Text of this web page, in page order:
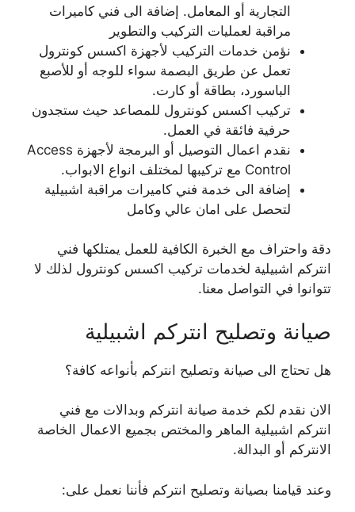
التجارية أو المعامل. إضافة الى فني كاميرات
مراقبة لعمليات التركيب والتطوير
نؤمن خدمات التركيب لأجهزة اكسس كونترول
تعمل عن طريق البصمة سواء للوجه أو للأصبع
الباسورد، بطاقة أو كارت.
تركيب اكسس كونترول للمصاعد حيث ستجدون
حرفية فائقة في العمل.
نقدم اعمال التوصيل أو البرمجة لأجهزة Access
Control مع تركيبها لمختلف انواع الابواب.
إضافة الى خدمة فني كاميرات مراقبة اشبيلية
لتحصل على امان عالي وكامل
دقة واحتراف مع الخبرة الكافية للعمل يمتلكها فني
انتركم اشبيلية لخدمات تركيب اكسس كونترول لذلك لا
تتوانوا في التواصل معنا.
صيانة وتصليح انتركم اشبيلية
هل تحتاج الى صيانة وتصليح انتركم بأنواعه كافة؟
الان نقدم لكم خدمة صيانة انتركم وبدالات مع فني
انتركم اشبيلية الماهر والمختص بجميع الاعمال الخاصة
الانتركم أو البدالة.
وعند قيامنا بصيانة وتصليح انتركم فأننا نعمل على: